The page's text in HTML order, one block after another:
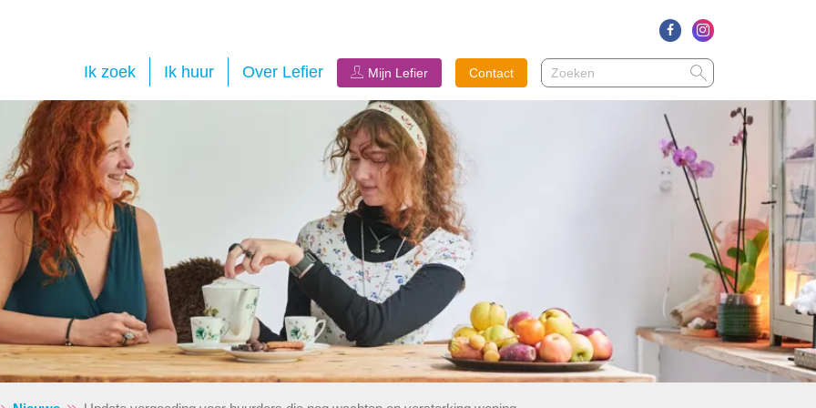
Ik zoek Ik huur Over Lefier Mijn Lefier Zoeken
Zoeken
Contact